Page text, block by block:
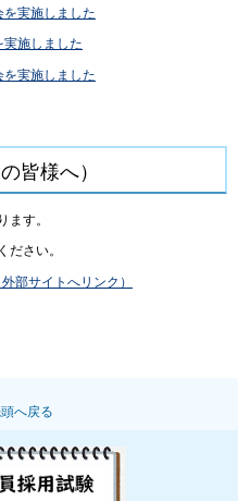
実施しました
施しました
実施しました
皆様へ）
ます。
ださい。
部サイトへリンク）
へ戻る